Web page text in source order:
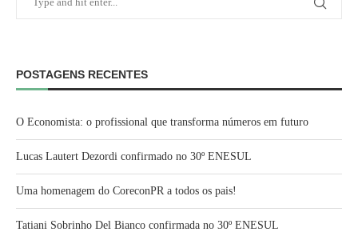
POSTAGENS RECENTES
O Economista: o profissional que transforma números em futuro
Lucas Lautert Dezordi confirmado no 30º ENESUL
Uma homenagem do CoreconPR a todos os pais!
Tatiani Sobrinho Del Bianco confirmada no 30º ENESUL